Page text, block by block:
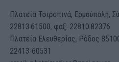
Πλατεία Τσιροπινά, Ερμούπολη,
22813.61500, φαξ: 22810.82376
Πλατεία Ελευθερίας, Ρόδος
22413-60531